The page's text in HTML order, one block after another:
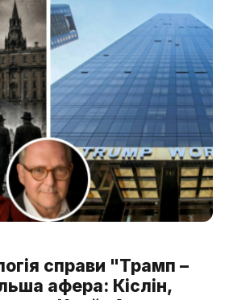
справи "Трамп –
афера: Кіслін,